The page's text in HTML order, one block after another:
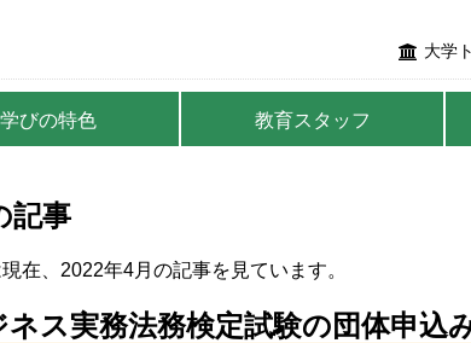
大学
学びの特色 教育スタッフ
記事
在、2022年4月の記事を見ています。
ネス実務法務検定試験の団体申込